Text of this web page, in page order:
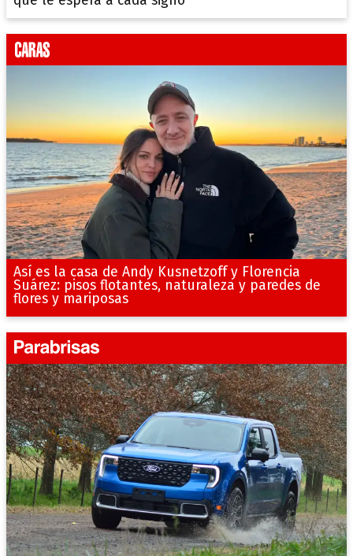
Así es la casa de Andy Kusnetzoff y Florencia
Suárez: pisos flotantes, naturaleza y paredes de
flores y mariposas